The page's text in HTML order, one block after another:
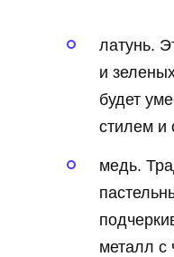
латунь.
и
будет
стилем и
медь.
металл с